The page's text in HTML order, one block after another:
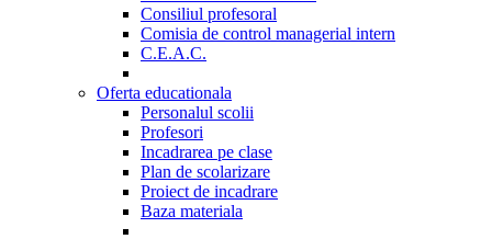
Consiliul profesoral
Comisia de control managerial intern
C.E.A.C.
Oferta educationala
Personalul scolii
Profesori
Incadrarea pe clase
Plan de scolarizare
Proiect de incadrare
Baza materiala